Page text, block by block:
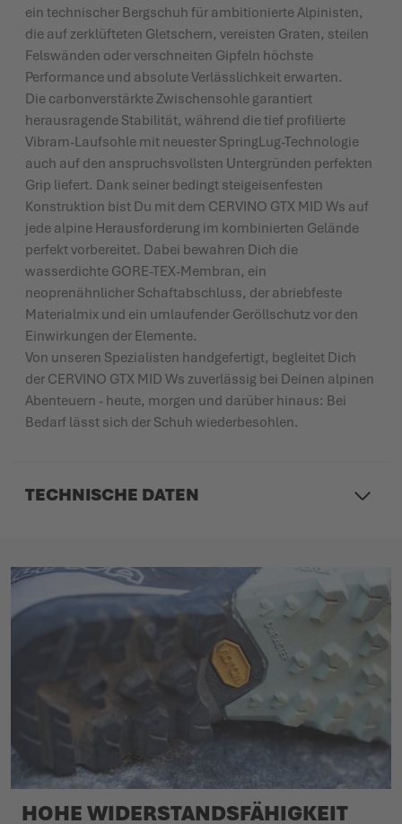
ein technischer Bergschuh für ambitionierte Alpinisten,
die auf zerklüfteten Gletschern, vereisten Graten, steilen
Felswänden oder verschneiten Gipfeln höchste
Performance und absolute Verlässlichkeit erwarten.
Die carbonverstärkte Zwischensohle garantiert
herausragende Stabilität, während die tief profilierte
Vibram-Laufsohle mit neuester SpringLug-Technologie
auch auf den anspruchsvollsten Untergründen perfekten
Grip liefert. Dank seiner bedingt steigeisenfesten
Konstruktion bist Du mit dem CERVINO GTX MID Ws auf
jede alpine Herausforderung im kombinierten Gelände
perfekt vorbereitet. Dabei bewahren Dich die
wasserdichte GORE-TEX-Membran, ein
neoprenähnlicher Schaftabschluss, der abriebfeste
Materialmix und ein umlaufender Geröllschutz vor den
Einwirkungen der Elemente.
Von unseren Spezialisten handgefertigt, begleitet Dich
der CERVINO GTX MID Ws zuverlässig bei Deinen alpinen
Abenteuern - heute, morgen und darüber hinaus: Bei
Bedarf lässt sich der Schuh wiederbesohlen.
TECHNISCHE DATEN
HOHE WIDERSTANDSFÄHIGKEIT